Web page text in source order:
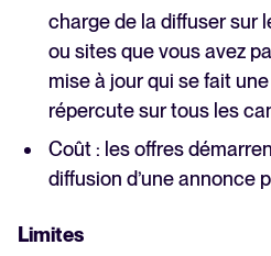
charge de la diffuser sur
ou sites que vous avez
mise à jour qui se fait
répercute sur tous les
‍Coût : les offres
diffusion d’une annonce
Limites